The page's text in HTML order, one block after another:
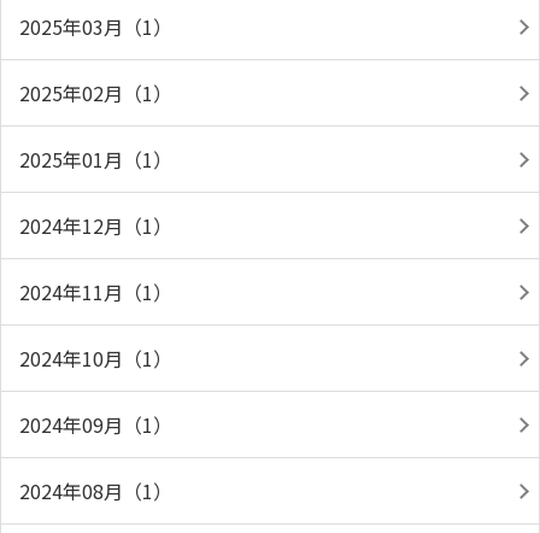
2025年03月（1）
2025年02月（1）
2025年01月（1）
2024年12月（1）
2024年11月（1）
2024年10月（1）
2024年09月（1）
2024年08月（1）